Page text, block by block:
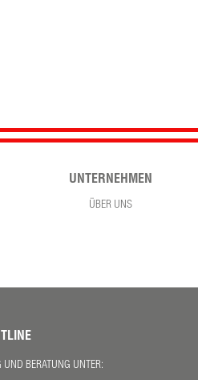
UNTERNEHMEN
ÜBER UNS
UND BERATUNG UNTER: